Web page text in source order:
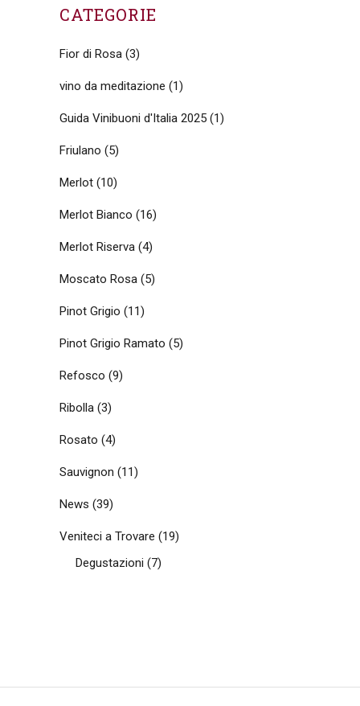
CATEGORIE
Fior di Rosa (3)
vino da meditazione (1)
Guida Vinibuoni d'Italia 2025 (1)
Friulano (5)
Merlot (10)
Merlot Bianco (16)
Merlot Riserva (4)
Moscato Rosa (5)
Pinot Grigio (11)
Pinot Grigio Ramato (5)
Refosco (9)
Ribolla (3)
Rosato (4)
Sauvignon (11)
News (39)
Veniteci a Trovare (19)
Degustazioni (7)